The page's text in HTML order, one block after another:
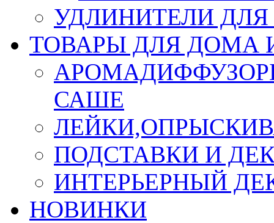
УДЛИНИТЕЛИ
ТОВАРЫ ДЛЯ ДОМА
САШЕ
ПОДСТАВКИ И
ИНТЕРЬЕРНЫЙ
НОВИНКИ